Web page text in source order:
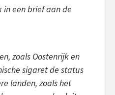
in een brief aan de
zoals Oostenrijk en
sigaret de status
landen, zoals het